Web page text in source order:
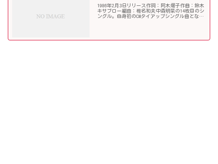
1986年2月3日リリース作詞：阿木燿子作曲：鈴木
キサブロー編曲：椎名和夫中森明菜の14枚目のシ
ングル。自身初のCMタイアップシングル曲とな